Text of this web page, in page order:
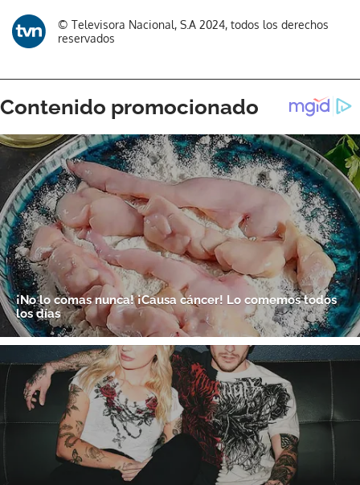
© Televisora Nacional, S.A 2024, todos los derechos
reservados